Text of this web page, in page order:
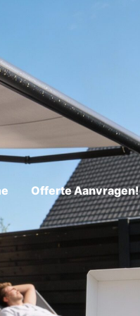
Offerte Aanvragen!